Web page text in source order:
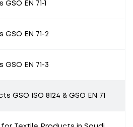
EN 71-1
GSO EN 71-2
GSO EN 71-3
ISO 8124 & GSO EN 71